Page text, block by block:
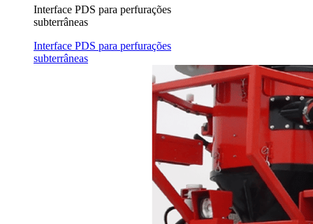
Interface PDS para perfurações
subterrâneas
Interface PDS para perfurações
subterrâneas